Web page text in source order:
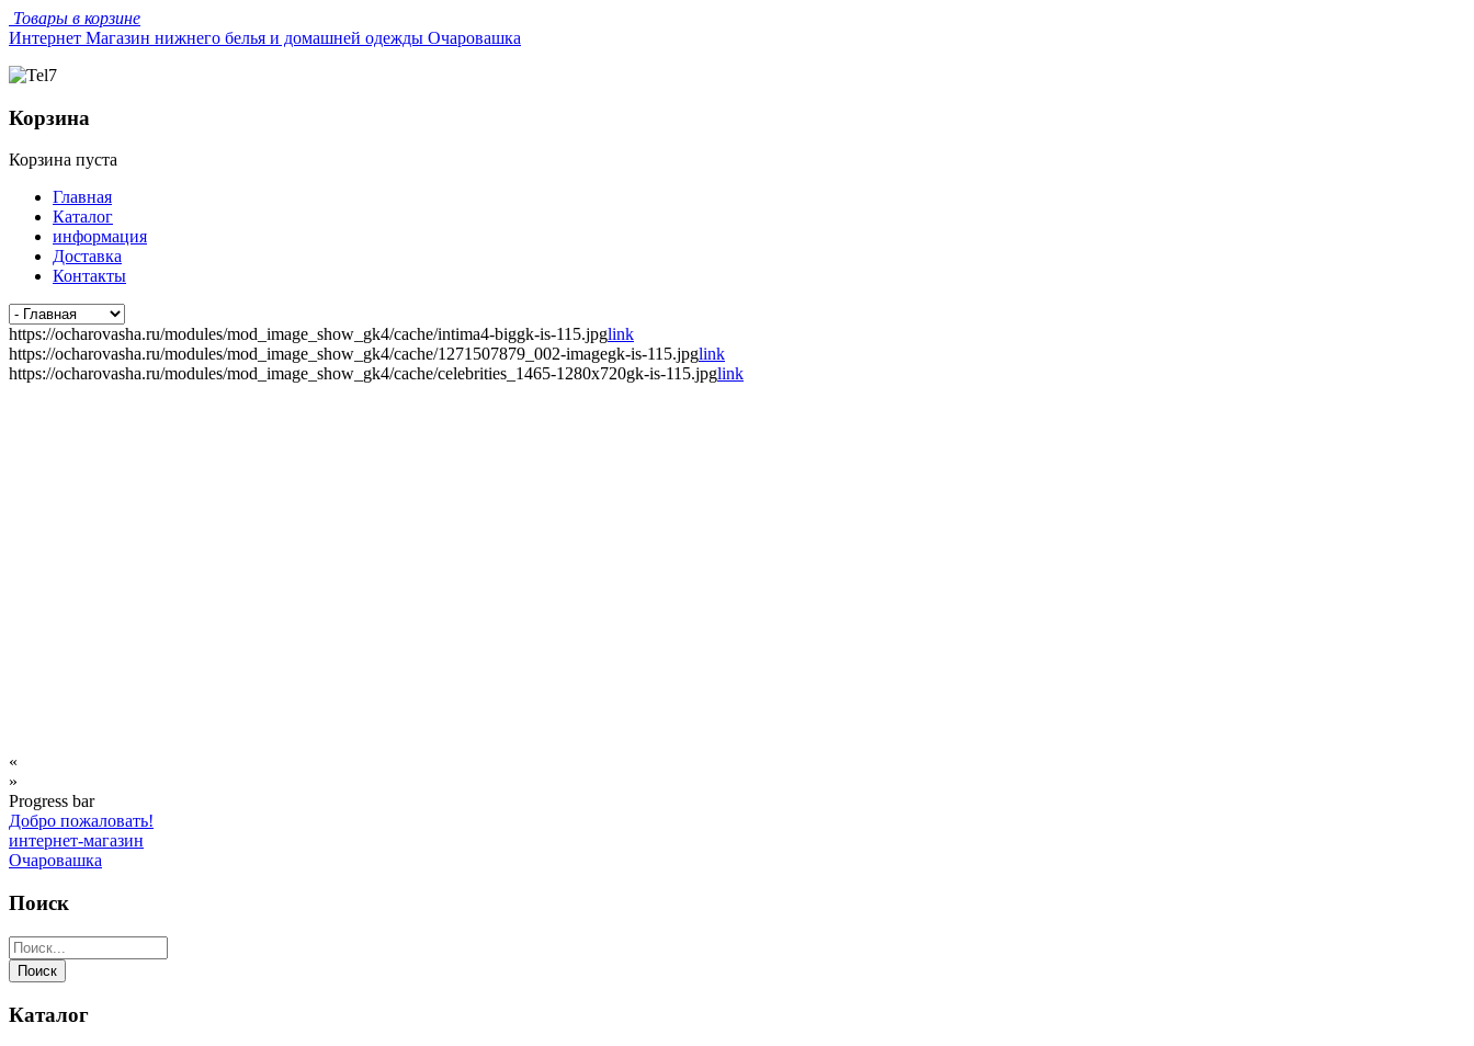
Товары в корзине
Интернет Магазин нижнего белья и домашней одежды Очаровашка
Корзина
Корзина пуста
Главная
Каталог
информация
Доставка
Контакты
https://ocharovasha.ru/modules/mod_image_show_gk4/cache/intima4-biggk-is-115.jpglink
https://ocharovasha.ru/modules/mod_image_show_gk4/cache/1271507879_002-imagegk-is-115.jpglink
https://ocharovasha.ru/modules/mod_image_show_gk4/cache/celebrities_1465-1280x720gk-is-115.jpglink
«
»
Progress bar
Добро пожаловать!
интернет-магазин
Очаровашка
Поиск
Поиск
Каталог